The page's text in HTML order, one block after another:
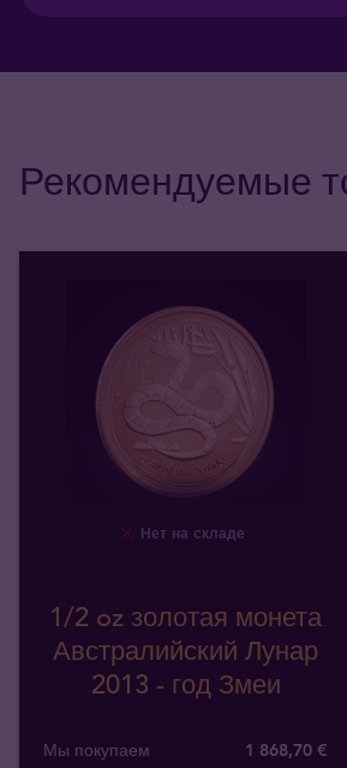
Рекомендуемые
Нет на складе
1/2 oz золотая монета
Австралийский Лунар
2013 - год Змеи
Мы покупаем 1 868,70 €